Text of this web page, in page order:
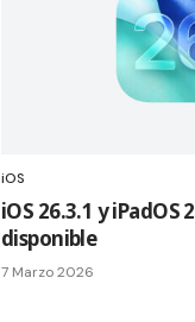
iOS
iOS 26.3.1 y iPadOS
disponible
7 Marzo 2026